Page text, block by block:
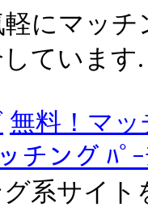
軽にマッチ
ています.
無料！マ
チング ﾊﾟ
系サイ